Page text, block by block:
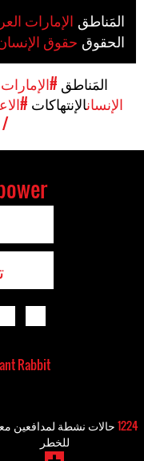
#الإمارات
#حقوق
المَناطق
الإنسانالإنتهاكات
/
Rabbit
1224حالات نشطة لمدافعين
للخطر